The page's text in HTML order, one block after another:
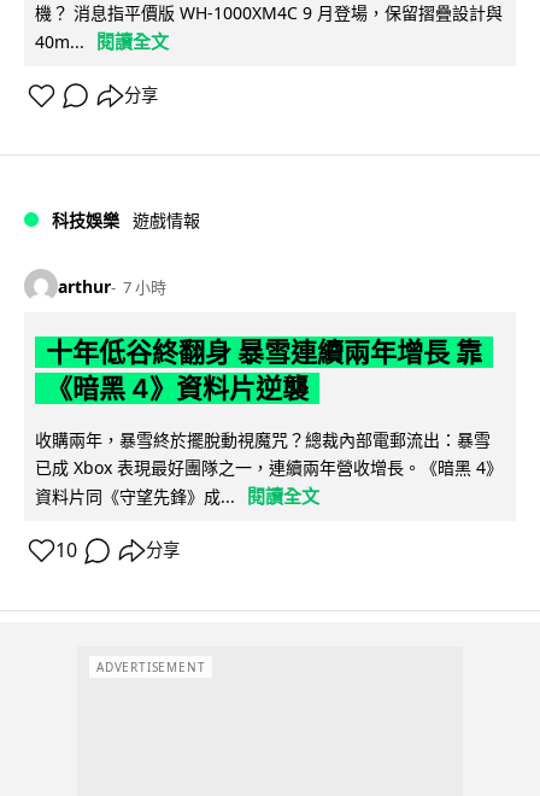
機？ 消息指平價版 WH-1000XM4C 9 月登場，保留摺疊設計與
40m...
閱讀全文
分享
科技娛樂 遊戲情報
arthur 7 小時
十年低谷終翻身 暴雪連續兩年增長 靠
《暗黑 4》資料片逆襲
收購兩年，暴雪終於擺脫動視魔咒？總裁內部電郵流出：暴雪
已成 Xbox 表現最好團隊之一，連續兩年營收增長。《暗黑 4》
資料片同《守望先鋒》成...
閱讀全文
10 分享
ADVERTISEMENT